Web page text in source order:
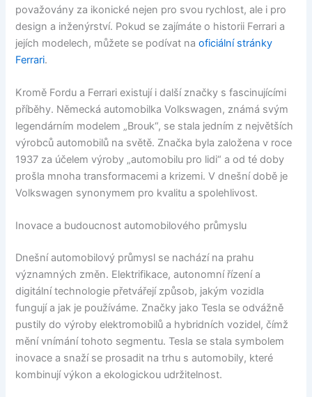
považovány za ikonické nejen pro svou rychlost, ale i pro
design a inženýrství. Pokud se zajímáte o historii Ferrari a
jejích modelech, můžete se podívat naoficiální stránky
Ferrari.
Kromě Fordu a Ferrari existují i další značky s fascinujícími
příběhy. Německá automobilka Volkswagen, známá svým
legendárním modelem „Brouk“, se stala jedním z největších
výrobců automobilů na světě. Značka byla založena v roce
1937 za účelem výroby „automobilu pro lidi“ a od té doby
prošla mnoha transformacemi a krizemi. V dnešní době je
Volkswagen synonymem pro kvalitu a spolehlivost.
Inovace a budoucnost automobilového průmyslu
Dnešní automobilový průmysl se nachází na prahu
významných změn. Elektrifikace, autonomní řízení a
digitální technologie přetvářejí způsob, jakým vozidla
fungují a jak je používáme. Značky jako Tesla se odvážně
pustily do výroby elektromobilů a hybridních vozidel, čímž
mění vnímání tohoto segmentu. Tesla se stala symbolem
inovace a snaží se prosadit na trhu s automobily, které
kombinují výkon a ekologickou udržitelnost.